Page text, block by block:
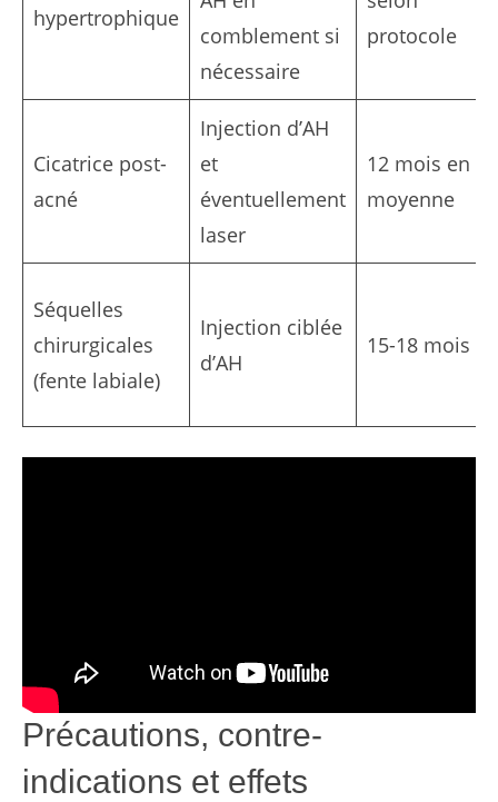
hypertrophique
comblement si
nécessaire
protocole
Cicatrice post-
acné
Injection d’AH
et
éventuellement
laser
12 mois en
moyenne
Séquelles
chirurgicales
(fente labiale)
Injection ciblée
d’AH
15-18 mois
Précautions, contre-
indications et effets